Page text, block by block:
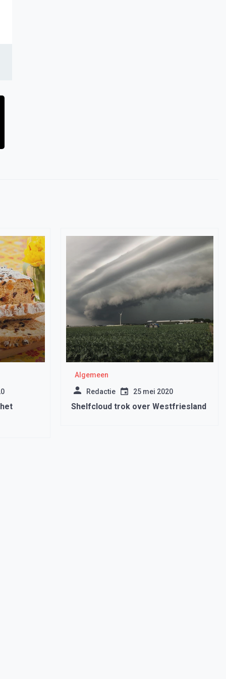
Algemeen
Redactie 25 mei 2020
Shelfcloud trok over Westfriesland